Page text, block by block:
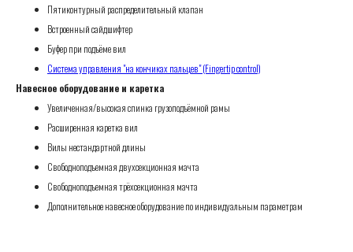
Пятиконтурный распределительный клапан
Встроенный сайдшифтер
Буфер при подъёме вил
Система управления "на кончиках пальцев" (Fingertip control)
Навесное оборудование и каретка
Увеличенная/высокая спинка грузоподъёмной рамы
Расширенная каретка вил
Вилы нестандартной длины
Свободноподъемная двухсекционная мачта
Свободноподъемная трёхсекционная мачта
Дополнительное навесное оборудование по индивидуальным параметрам